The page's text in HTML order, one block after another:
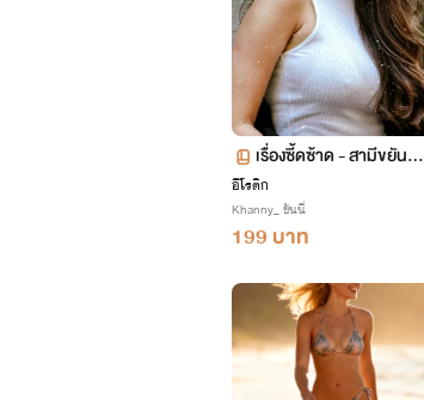
เรื่องซี้ดซ้าด - สามีขยัน...
อีโรติก
Khanny_ ขันนี่
199 บาท